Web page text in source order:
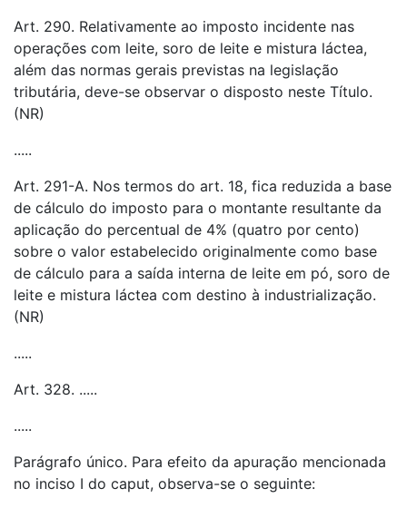
Art. 290. Relativamente ao imposto incidente nas
operações com leite, soro de leite e mistura láctea,
além das normas gerais previstas na legislação
tributária, deve-se observar o disposto neste Título.
(NR)
.....
Art. 291-A. Nos termos do art. 18, fica reduzida a base
de cálculo do imposto para o montante resultante da
aplicação do percentual de 4% (quatro por cento)
sobre o valor estabelecido originalmente como base
de cálculo para a saída interna de leite em pó, soro de
leite e mistura láctea com destino à industrialização.
(NR)
.....
Art. 328. .....
.....
Parágrafo único. Para efeito da apuração mencionada
no inciso I do caput, observa-se o seguinte: